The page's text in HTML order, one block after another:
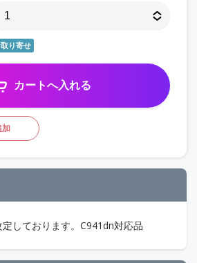
り寄せ
カートへ入れる
しております。C941dn対応品